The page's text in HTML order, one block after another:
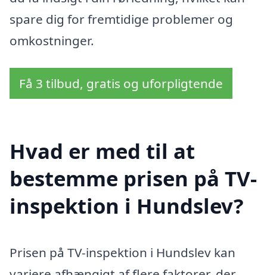
spare dig for fremtidige problemer og
omkostninger.
Få 3 tilbud, gratis og uforpligtende
Hvad er med til at
bestemme prisen på TV-
inspektion i Hundslev?
Prisen på TV-inspektion i Hundslev kan